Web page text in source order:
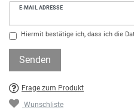
E-MAIL ADRESSE
Hiermit bestätige ich, dass ich die
Senden
Frage zum Produkt
Wunschliste